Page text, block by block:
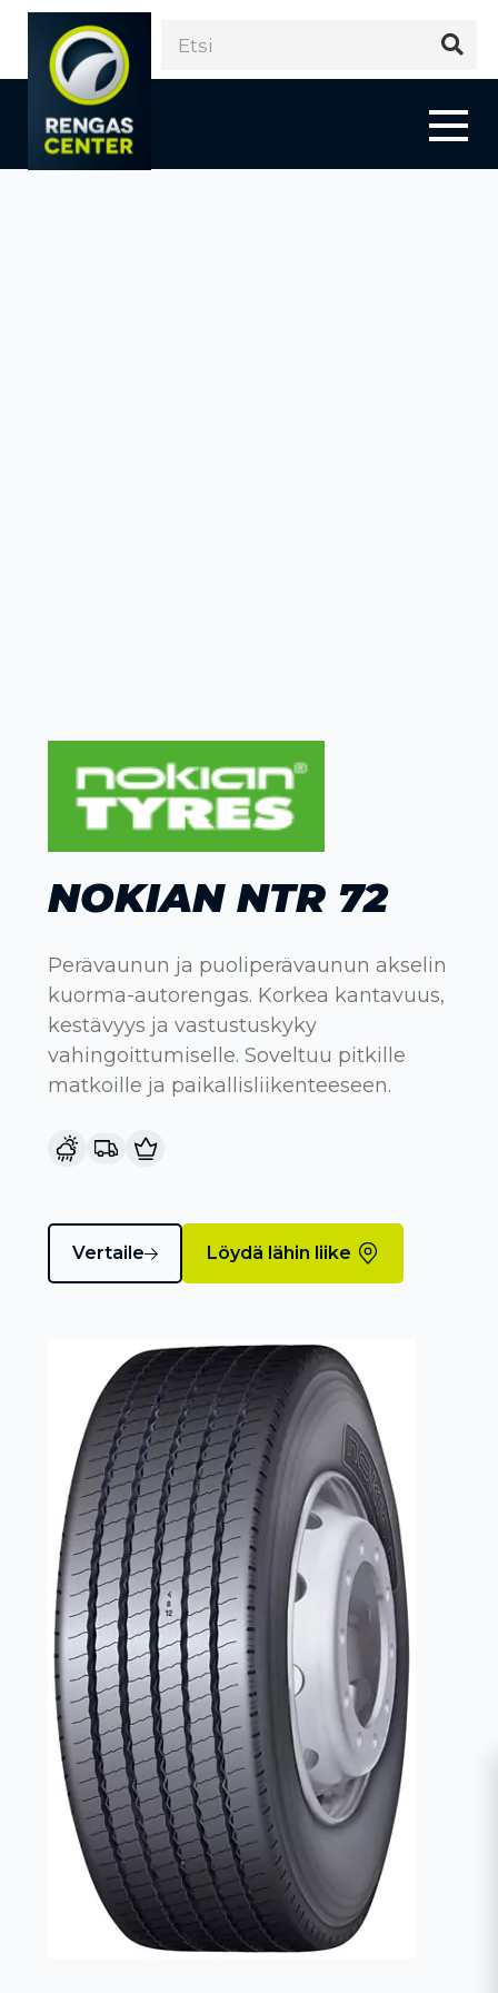
NOKIAN NTR 72
Perävaunun ja puoliperävaunun akselin
kuorma-autorengas. Korkea kantavuus,
kestävyys ja vastustuskyky
vahingoittumiselle. Soveltuu pitkille
matkoille ja paikallisliikenteeseen.
Vertaile Löydä lähin liike